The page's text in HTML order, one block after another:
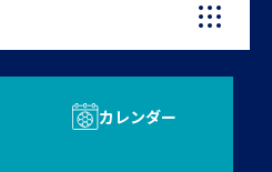
カレンダー